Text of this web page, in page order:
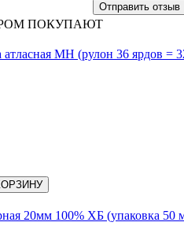
ПОКУПАЮТ
МН (рулон 36 ярдов =
20мм 100% ХБ (упаковка 50